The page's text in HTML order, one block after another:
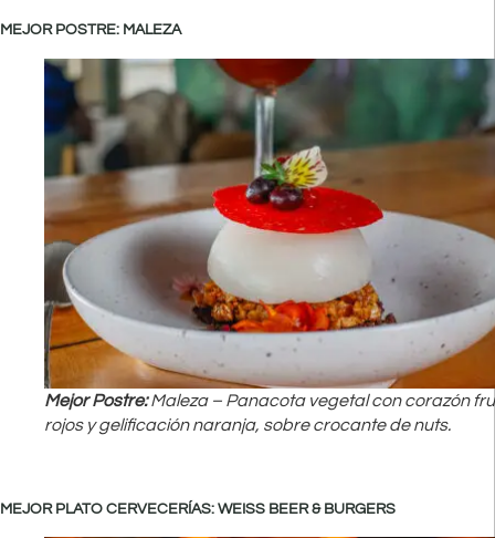
MEJOR POSTRE: MALEZA
Mejor Postre:Maleza – Panacota vegetal con corazón
rojos y gelificación naranja, sobre crocante de nuts.
MEJOR PLATO CERVECERÍAS: WEISS BEER & BURGERS